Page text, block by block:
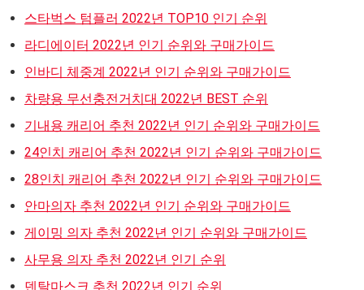
스타벅스 텀플러 2022년 TOP10 인기 순위
라디에이터 2022년 인기 순위와 구매가이드
인바디 체중계 2022년 인기 순위와 구매가이드
차량용 무선충전거치대 2022년 BEST 순위
기내용 캐리어 추천 2022년 인기 순위와 구매가이드
24인치 캐리어 추천 2022년 인기 순위와 구매가이드
28인치 캐리어 추천 2022년 인기 순위와 구매가이드
안마의자 추천 2022년 인기 순위와 구매가이드
게이밍 의자 추천 2022년 인기 순위와 구매가이드
사무용 의자 추천 2022년 인기 순위
덴탈마스크 추천 2022년 인기 순위